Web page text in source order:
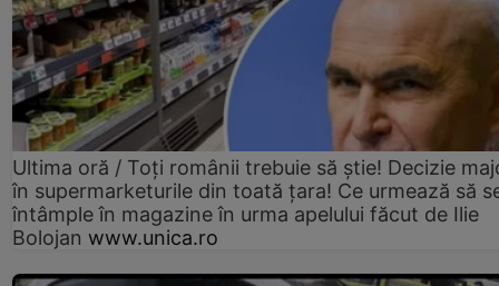
Ultima oră / Toți românii trebuie să știe! Decizie
în supermarketurile din toată țara! Ce urmează să
întâmple în magazine în urma apelului făcut de Ilie
Bolojan www.unica.ro